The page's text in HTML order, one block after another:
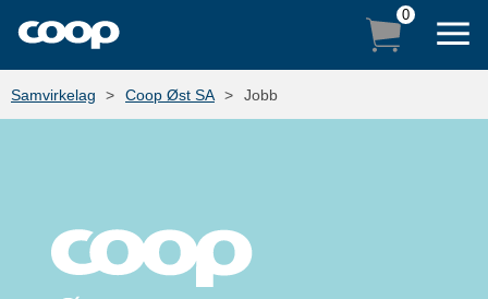
0
PRODUKTER
LOGG INN
NETTHANDEL
Samvirkelag Coop Øst SA Jobb